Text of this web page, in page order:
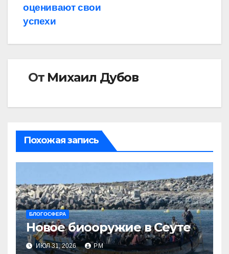
оценивают свои
успехи
От Михаил Дубов
Похожая запись
БЛОГОСФЕРА
Новое биооружие в Сеуте
ИЮЛ 31, 2026 РМ